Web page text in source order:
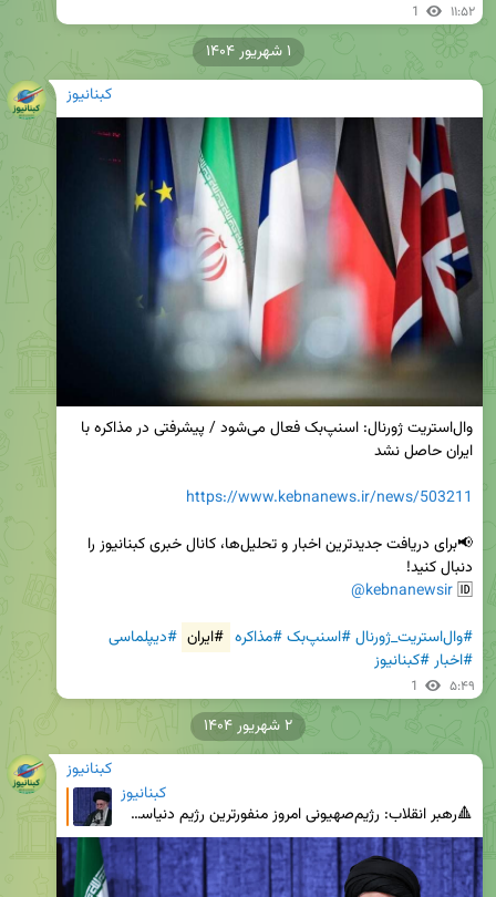
1 ۱۱:۵۲
کبنانیوز
https://www.kebnanews.ir/news/503211
🆔
@kebnanewsir
#وال‌استریت_ژورنال
#اسنپ‌بک #مذاکره #ایران #دیپلماسی
#اخبار#کبنانیوز
1 ۵:۴۹
۱ شهریور ۱۴۰۴
کبنانیوز
کبنانیوز
🔺رهبر انقلاب: رژیم‌صهیونی امروز منفورترین رژیم دنیاست 🔹در تاریخ بی‌سابقه است که یک رژیم، کودکان ر
۲ شهریور ۱۴۰۴